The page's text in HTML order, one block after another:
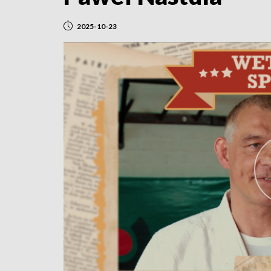
2025-10-23